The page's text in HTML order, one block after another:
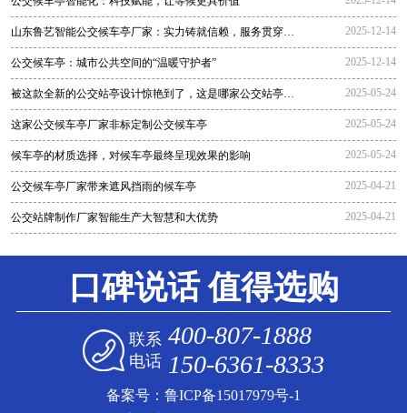
山东鲁艺智能公交候车亭厂家：实力铸就信赖，服务贯穿全
程
2025-12-14
公交候车亭：城市公共空间的“温暖守护者” 2025-12-14
被这款全新的公交站亭设计惊艳到了，这是哪家公交站亭生
产厂家生
2025-05-24
这家公交候车亭厂家非标定制公交候车亭 2025-05-24
候车亭的材质选择，对候车亭最终呈现效果的影响 2025-05-24
公交候车亭厂家带来遮风挡雨的候车亭 2025-04-21
公交站牌制作厂家智能生产大智慧和大优势 2025-04-21
口碑说话 值得选购
联系
电话
400-807-1888
150-6361-8333
备案号： 鲁ICP备15017979号-1